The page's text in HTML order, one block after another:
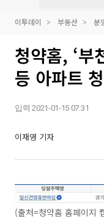
이투데이 부동산 분
청약홈, ‘부
등 아파트
입력 2021-01-15 07:31
이재영 기자
(출처=청약홈 홈페이지